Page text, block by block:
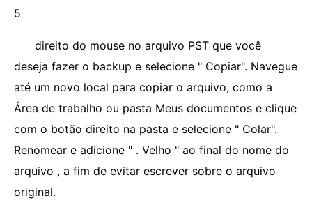
5
direito do mouse no arquivo PST que você
deseja fazer o backup e selecione " Copiar". Navegue
até um novo local para copiar o arquivo, como a
Área de trabalho ou pasta Meus documentos e clique
com o botão direito na pasta e selecione " Colar".
Renomear e adicione " . Velho " ao final do nome do
arquivo , a fim de evitar escrever sobre o arquivo
original.